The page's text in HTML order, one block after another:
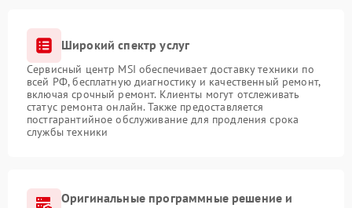
Широкий спектр услуг
Сервисный центр MSI обеспечивает доставку техники по
всей РФ, бесплатную диагностику и качественный ремонт,
включая срочный ремонт. Клиенты могут отслеживать
статус ремонта онлайн. Также предоставляется
постгарантийное обслуживание для продления срока
службы техники
Оригинальные программные решение и